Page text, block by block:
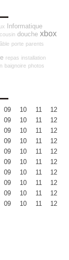
Informatique
cousin douche xbox
porte parents
repas installation
baignoire photos
09 10 11
12
09 10 11
12
09 10 11
12
09 10 11
12
09 10 11
12
09 10 11
12
09 10 11
12
09 10 11
12
09 10 11
12
09 10 11 12